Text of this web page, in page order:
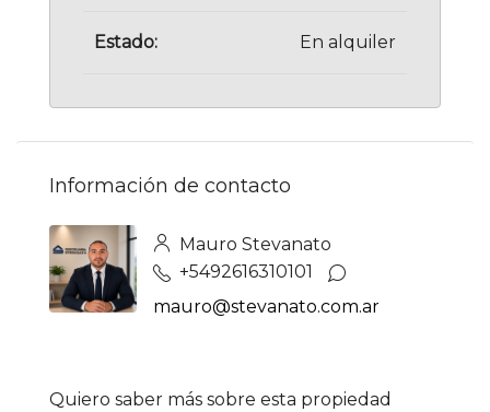
Estado: En alquiler
Información de contacto
Mauro Stevanato
+5492616310101
mauro@stevanato.com.ar
Quiero saber más sobre esta propiedad